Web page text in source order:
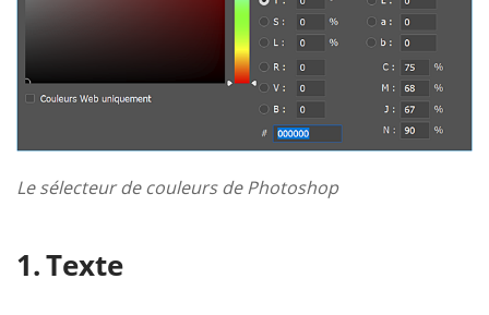
Le sélecteur de couleurs de Photoshop
Texte